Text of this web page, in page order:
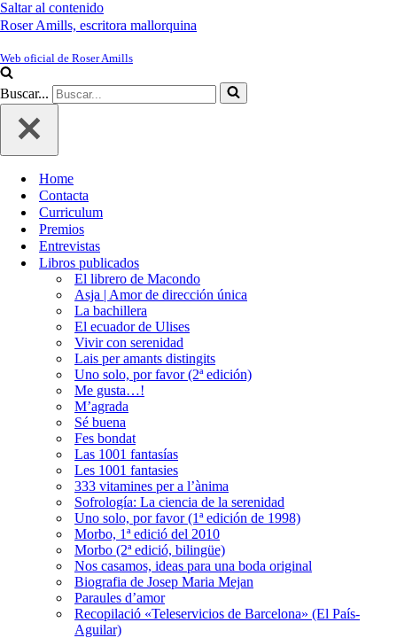
Saltar al contenido
Roser Amills, escritora mallorquina
Web oficial de Roser Amills
Buscar...
Home
Contacta
Curriculum
Premios
Entrevistas
Libros publicados
El librero de Macondo
Asja | Amor de dirección única
La bachillera
El ecuador de Ulises
Vivir con serenidad
Lais per amants distingits
Uno solo, por favor (2ª edición)
Me gusta…!
M’agrada
Sé buena
Fes bondat
Las 1001 fantasías
Les 1001 fantasies
333 vitamines per a l’ànima
Sofrología: La ciencia de la serenidad
Uno solo, por favor (1ª edición de 1998)
Morbo, 1ª edició del 2010
Morbo (2ª edició, bilingüe)
Nos casamos, ideas para una boda original
Biografia de Josep Maria Mejan
Paraules d’amor
Recopilació «Teleservicios de Barcelona» (El País-
Aguilar)